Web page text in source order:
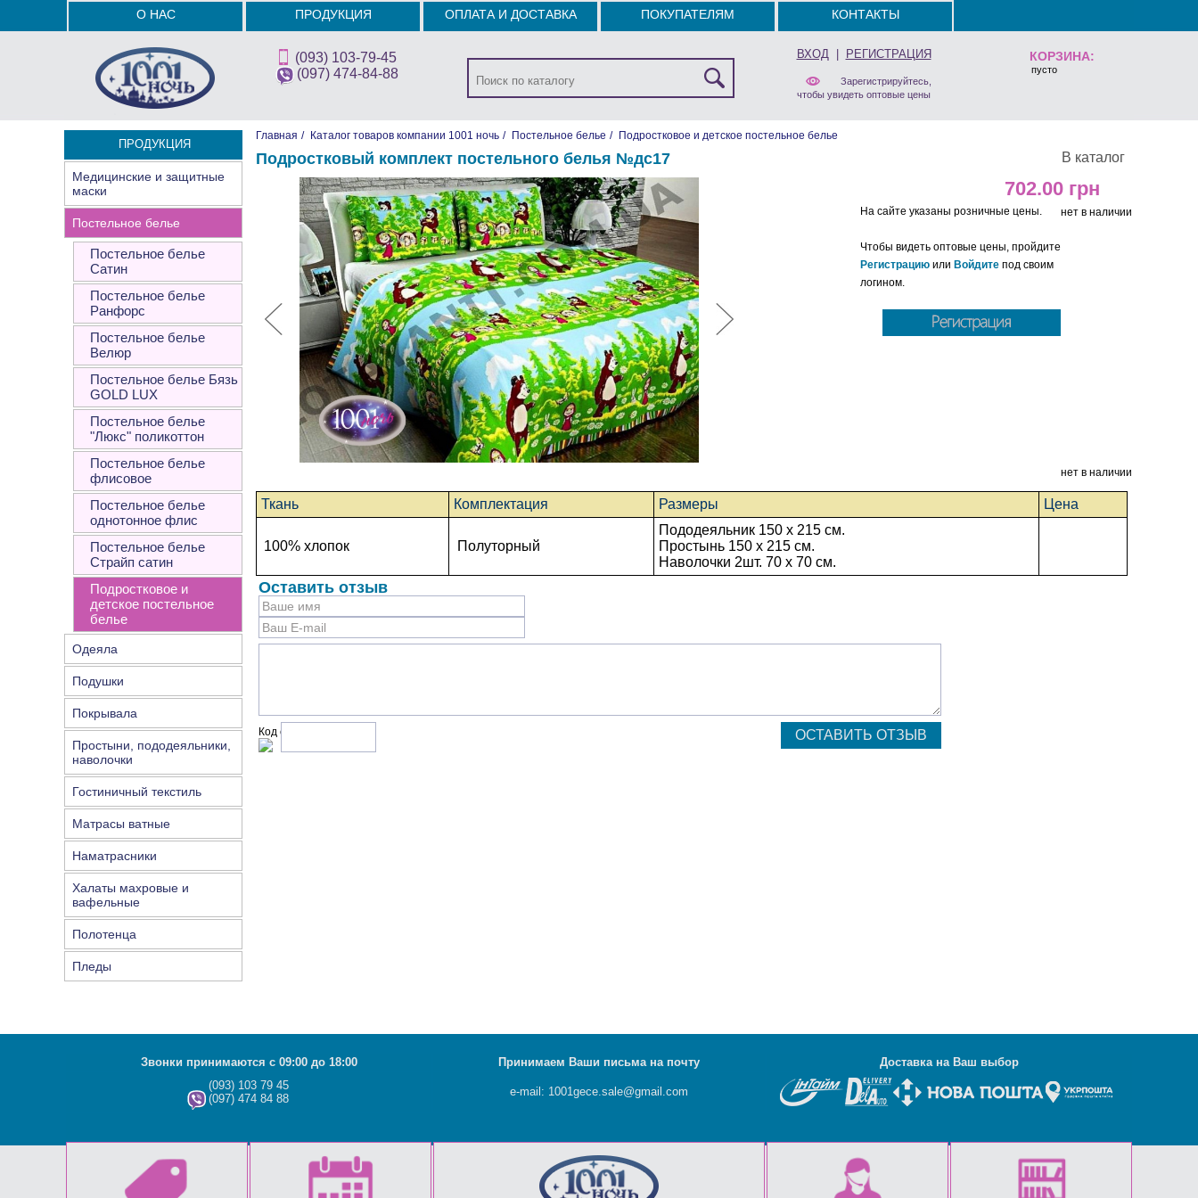
КОРЗИНА:
пусто
О НАС ПРОДУКЦИЯ ОПЛАТА И ДОСТАВКА ПОКУПАТЕЛЯМ КОНТАКТЫ
(093) 103-79-45
(097) 474-84-88
ВХОД| РЕГИСТРАЦИЯ
Зарегистрируйтесь,
чтобы увидеть оптовые цены
ПРОДУКЦИЯ
Медицинские и защитные
маски
Постельное белье
Постельное белье
Сатин
Постельное белье
Ранфорс
Постельное белье
Велюр
Постельное белье Бязь
GOLD LUX
Постельное белье
"Люкс" поликоттон
Постельное белье
флисовое
Постельное белье
однотонное флис
Постельное белье
Страйп сатин
Подростковое и
детское постельное
белье
Одеяла
Подушки
Покрывала
Простыни, пододеяльники,
наволочки
Гостиничный текстиль
Матрасы ватные
Наматрасники
Халаты махровые и
вафельные
Полотенца
Пледы
Главная / Каталог товаров компании 1001 ночь / Постельное белье / Подростковое и детское постельное белье
В каталог
Подростковый комплект постельного белья №дc17
702.00
нет в наличии
На сайте указаны розничные цены.
Чтобы видеть оптовые цены, пройдите
Регистрацию или Войдите под своим
логином.
нет в наличии
Ткань Комплектация Размеры Цена
100% хлопок Полуторный
Пододеяльник 150 x 215 см.
Простынь 150 x 215 см.
Наволочки 2шт. 70 х 70 см.
Оставить отзыв
Код с рисунка:
Звонки принимаются с 09:00 до 18:00 Принимаем Ваши письма на почту Доставка на Ваш выбор
(093) 103 79 45
(097) 474 84 88
e-mail: 1001gece.sale@gmail.com